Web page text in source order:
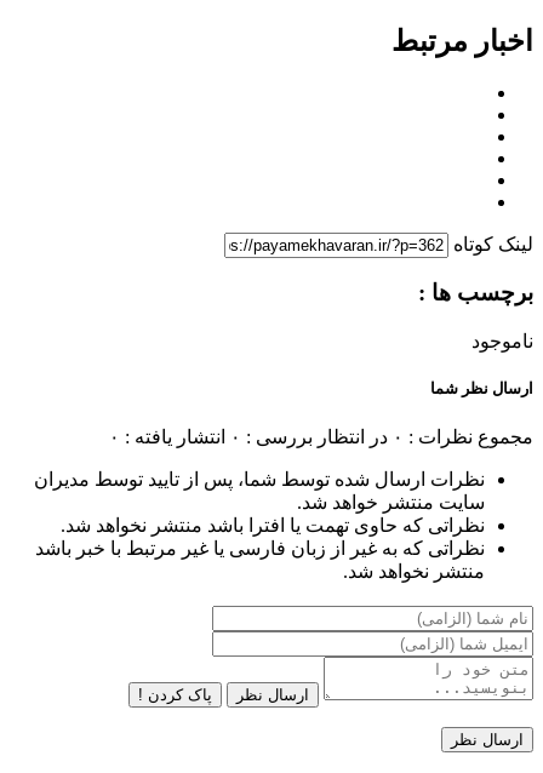
اخبار مرتبط
لینک کوتاه
برچسب ها :
ناموجود
ارسال نظر شما
مجموع نظرات : ۰ در انتظار بررسی : ۰ انتشار یافته : ۰
نظرات ارسال شده توسط شما، پس از تایید توسط مدیران
سایت منتشر خواهد شد.
نظراتی که حاوی تهمت یا افترا باشد منتشر نخواهد شد.
نظراتی که به غیر از زبان فارسی یا غیر مرتبط با خبر باشد
منتشر نخواهد شد.
ارسال نظر پاک کردن !